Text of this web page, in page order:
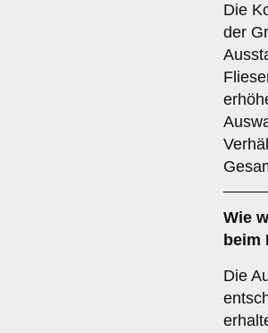
Die
der
Wie
beim
Die